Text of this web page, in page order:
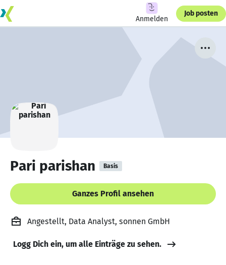
Anmelden
Job posten
Pari parishan Basis
Ganzes Profil ansehen
Angestellt, Data Analyst, sonnen GmbH
Logg Dich ein, um alle Einträge zu sehen.